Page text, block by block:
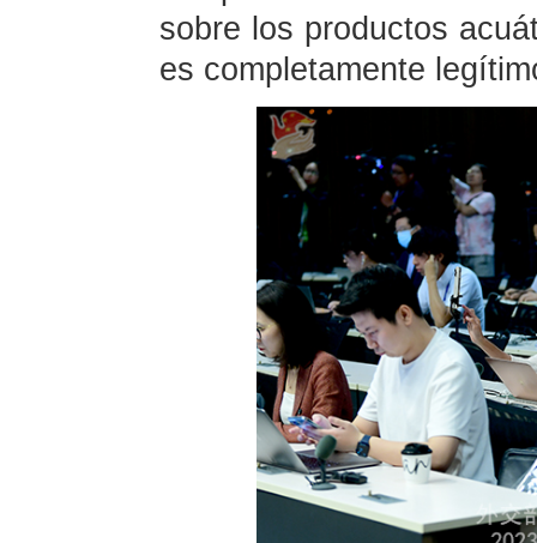
sobre los productos
es completamente